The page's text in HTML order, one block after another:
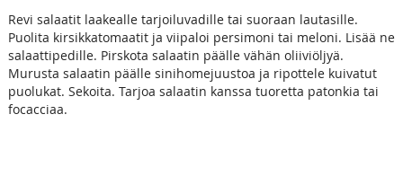
Revi salaatit laakealle tarjoiluvadille tai suoraan lautasille.
Puolita kirsikkatomaatit ja viipaloi persimoni tai meloni. Lisää ne
salaattipedille. Pirskota salaatin päälle vähän oliiviöljyä.
Murusta salaatin päälle sinihomejuustoa ja ripottele kuivatut
puolukat. Sekoita. Tarjoa salaatin kanssa tuoretta patonkia tai
focacciaa.